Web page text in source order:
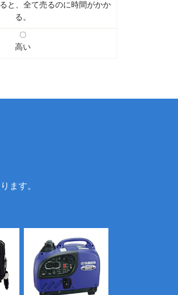
と、全て売るのに時間がかか
る。
〇
高い
ます。